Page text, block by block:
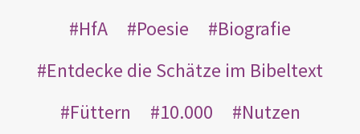
HfA
Poesie
Biografie
Entdecke die Schätze im Bibeltext
Füttern
10.000
Nutzen